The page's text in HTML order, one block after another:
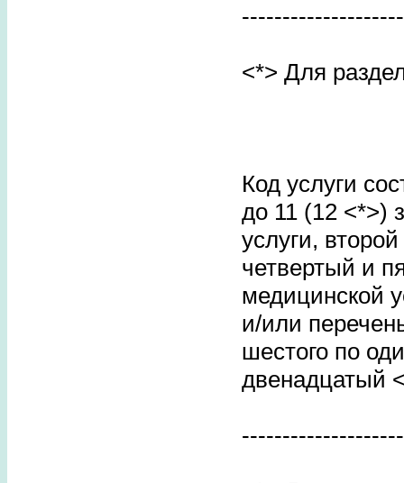
<*> Для
Код услуги
до 11 (12 <*>)
услуги,
четвертый и
медицинской
и/или
шестого по
двенадцатый